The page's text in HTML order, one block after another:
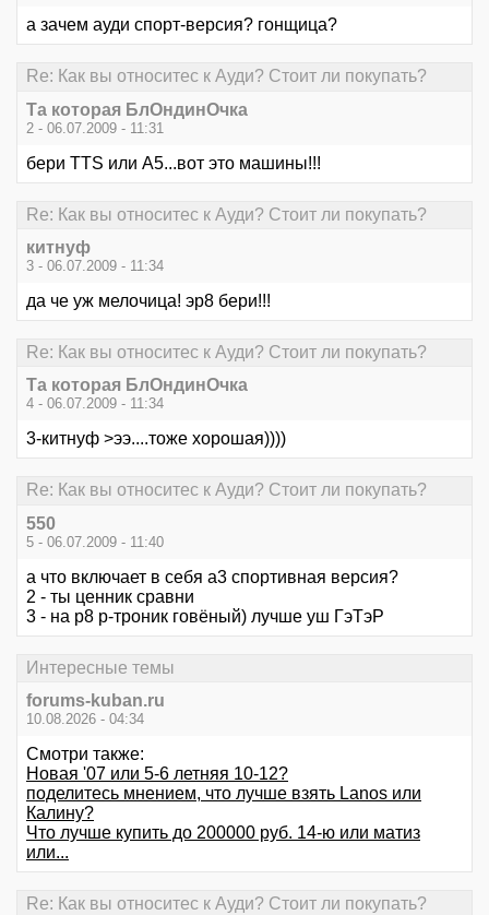
а зачем ауди спорт-версия? гонщица?
Re: Как вы относитес к Ауди? Стоит ли покупать?
Та которая БлОндинОчка
2 - 06.07.2009 - 11:31
бери ТТS или А5...вот это машины!!!
Re: Как вы относитес к Ауди? Стоит ли покупать?
китнуф
3 - 06.07.2009 - 11:34
да че уж мелочица! эр8 бери!!!
Re: Как вы относитес к Ауди? Стоит ли покупать?
Та которая БлОндинОчка
4 - 06.07.2009 - 11:34
3-китнуф >ээ....тоже хорошая))))
Re: Как вы относитес к Ауди? Стоит ли покупать?
550
5 - 06.07.2009 - 11:40
а что включает в себя а3 спортивная версия?
2 - ты ценник сравни
3 - на р8 р-троник говёный) лучше уш ГэТэР
Интересные темы
forums-kuban.ru
10.08.2026 - 04:34
Смотри также:
Новая '07 или 5-6 летняя 10-12?
поделитесь мнением, что лучше взять Lanos или
Калину?
Что лучше купить до 200000 руб. 14-ю или матиз
или...
Re: Как вы относитес к Ауди? Стоит ли покупать?